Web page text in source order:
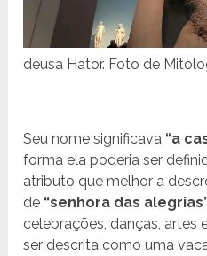
deusa Hator. Foto de
Seu nome significava “a
forma ela poderia ser
atributo que melhor a
de “senhora das
celebrações, danças, artes
ser descrita como uma